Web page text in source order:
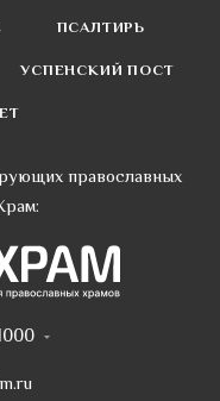
ПСАЛТИРЬ
УСПЕНСКИЙ ПОСТ
православных